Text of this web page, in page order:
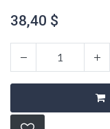
38,40 $